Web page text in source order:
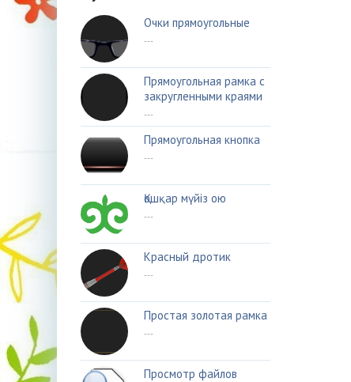
Очки прямоугольные
---
Прямоугольная рамка с
закругленными краями
---
Прямоугольная кнопка
---
Қошқар мүйіз ою
---
Красный дротик
---
Простая золотая рамка
---
Просмотр файлов